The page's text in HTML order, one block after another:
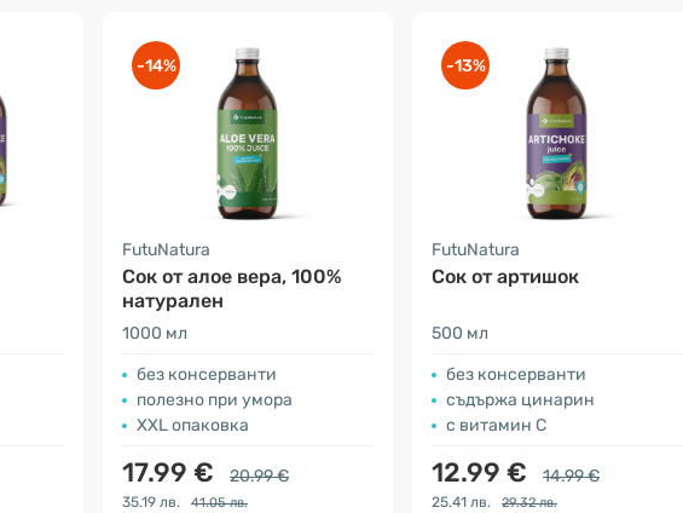
-14%
FutuNatura
Сок от алое вера, 100%
натурален
1000 мл
без консерванти
полезно при умора
XXL опаковка
17.99 € 20.99 €
35.19 лв. 41.05 лв.
-13%
FutuNatura
Cок от артишок
500 мл
без консерванти
съдържа цинарин
с витамин С
12.99 € 14.99 €
25.41 лв. 29.32 лв.